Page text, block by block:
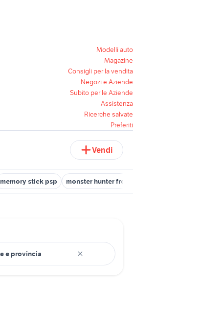
Modelli auto
Magazine
Consigli per la vendita
Negozi e Aziende
Subito per le Aziende
Assistenza
Ricerche salvate
Preferiti
Vendi
memory stick psp monster hunter freedom psp